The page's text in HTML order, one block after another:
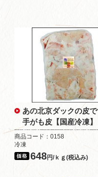
あの北京ダックの皮
手がも皮【国産冷凍】
商品コード：0158
冷凍
648円/ｋｇ(税込み)